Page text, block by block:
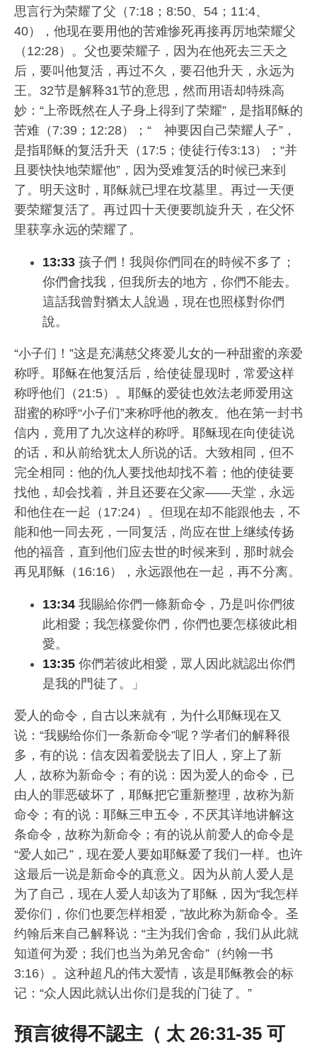
思言行为荣耀了父（7:18；8:50、54；11:4、
40），他现在要用他的苦难惨死再接再厉地荣耀父
（12:28）。父也要荣耀子，因为在他死去三天之
后，要叫他复活，再过不久，要召他升天，永远为
王。32节是解释31节的意思，然而用语却特殊高
妙：“上帝既然在人子身上得到了荣耀”，是指耶稣的
苦难（7:39；12:28）；“ 神要因自己荣耀人子”，
是指耶稣的复活升天（17:5；使徒行传3:13）；“并
且要快快地荣耀他”，因为受难复活的时候已来到
了。明天这时，耶稣就已埋在坟墓里。再过一天便
要荣耀复活了。再过四十天便要凯旋升天，在父怀
里获享永远的荣耀了。
13:33 孩子們！我與你們同在的時候不多了；
你們會找我，但我所去的地方，你們不能去。
這話我曾對猶太人說過，現在也照樣對你們
說。
“小子们！”这是充满慈父疼爱儿女的一种甜蜜的亲爱
称呼。耶稣在他复活后，给使徒显现时，常爱这样
称呼他们（21:5）。耶稣的爱徒也效法老师爱用这
甜蜜的称呼“小子们”来称呼他的教友。他在第一封书
信内，竟用了九次这样的称呼。耶稣现在向使徒说
的话，和从前给犹太人所说的话。大致相同，但不
完全相同：他的仇人要找他却找不着；他的使徒要
找他，却会找着，并且还要在父家——天堂，永远
和他住在一起（17:24）。但现在却不能跟他去，不
能和他一同去死，一同复活，尚应在世上继续传扬
他的福音，直到他们应去世的时候来到，那时就会
再见耶稣（16:16），永远跟他在一起，再不分离。
13:34 我賜給你們一條新命令，乃是叫你們彼
此相愛；我怎樣愛你們，你們也要怎樣彼此相
愛。
13:35 你們若彼此相愛，眾人因此就認出你們
是我的門徒了。」
爱人的命令，自古以来就有，为什么耶稣现在又
说：“我赐给你们一条新命令”呢？学者们的解释很
多，有的说：信友因着爱脱去了旧人，穿上了新
人，故称为新命令；有的说：因为爱人的命令，已
由人的罪恶破坏了，耶稣把它重新整理，故称为新
命令；有的说：耶稣三申五令，不厌其详地讲解这
条命令，故称为新命令；有的说从前爱人的命令是
“爱人如己”，现在爱人要如耶稣爱了我们一样。也许
这最后一说是新命令的真意义。因为从前人爱人是
为了自己，现在人爱人却该为了耶稣，因为“我怎样
爱你们，你们也要怎样相爱，”故此称为新命令。圣
约翰后来自己解释说：“主为我们舍命，我们从此就
知道何为爱；我们也当为弟兄舍命”（约翰一书
3:16）。这种超凡的伟大爱情，该是耶稣教会的标
记：“众人因此就认出你们是我的门徒了。”
預言彼得不認主（ 太 26:31-35 可